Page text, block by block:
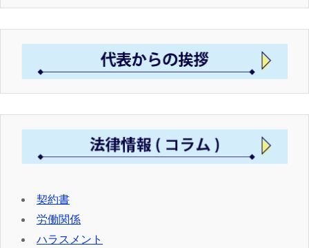
契約書
労働関係
ハラスメント